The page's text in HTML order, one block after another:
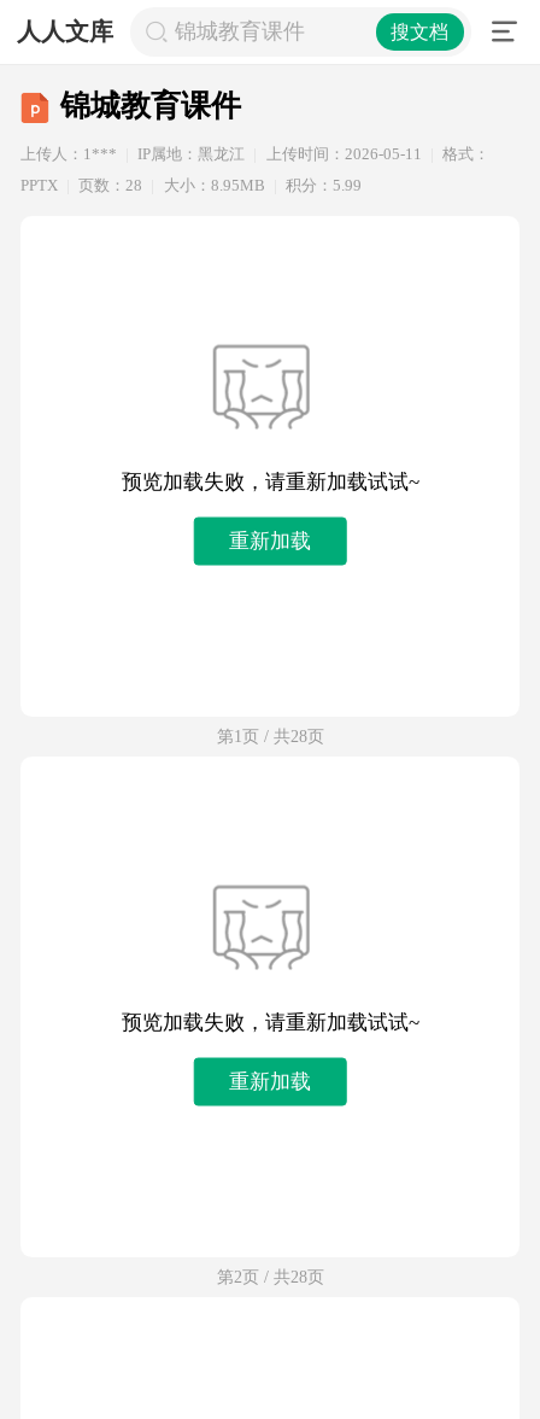
人人文库 锦城教育课件 搜文档
锦城教育课件
上传人：1*** IP属地：黑龙江 上传时间：2026-05-11
格式：
PPTX
页数：28 大小：8.95MB 积分：5.99
预览加载失败，请重新加载试试~
重新加载
第1页 / 共28页
预览加载失败，请重新加载试试~
重新加载
第2页 / 共28页